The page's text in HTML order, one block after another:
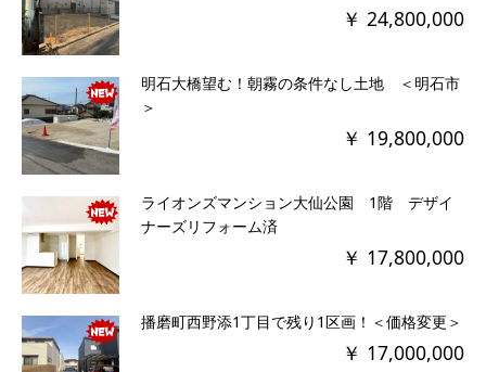
￥ 24,800,000
明石大橋望む！朝霧の条件なし土地 ＜明石市
＞
￥ 19,800,000
ライオンズマンション大仙公園 1階 デザイ
ナーズリフォーム済
￥ 17,800,000
播磨町西野添1丁目で残り1区画！＜価格変更＞
￥ 17,000,000